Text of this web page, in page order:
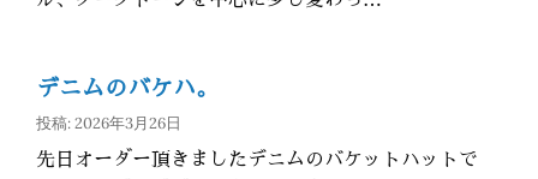
デニムのバケハ。
投稿: 2026年3月26日
先日オーダー頂きましたデニムのバケットハットで